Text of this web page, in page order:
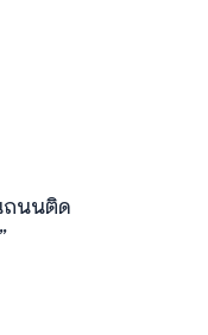
ถนนติด